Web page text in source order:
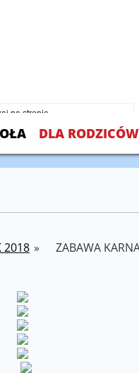
DLA RODZICÓW
2018 » ZABAWA